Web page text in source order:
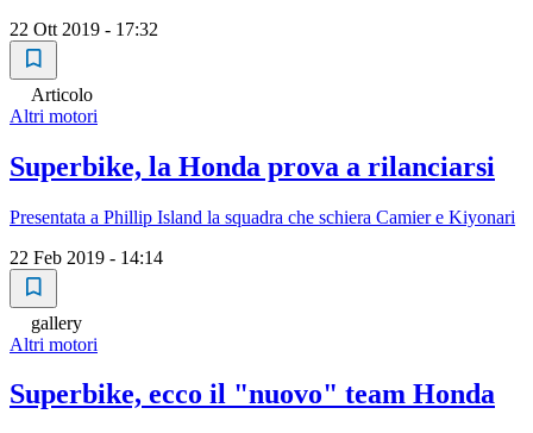
22 Ott 2019 - 17:32
Articolo
Altri motori
Superbike, la Honda prova a rilanciarsi
Presentata a Phillip Island la squadra che schiera Camier e Kiyonari
22 Feb 2019 - 14:14
gallery
Altri motori
Superbike, ecco il "nuovo" team Honda